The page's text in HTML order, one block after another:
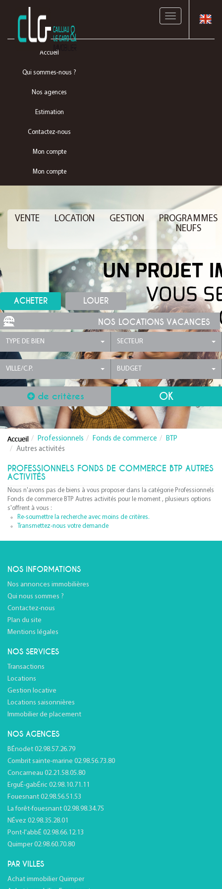
Toggle
Accueil
Qui sommes-nous ?
Nos agences
Estimation
Contactez-nous
Mon compte
Mon compte
VENTE LOCATION GESTION
PROGRAMMES
NEUFS
ACHETER LOUER
NOS LOCATIONS VACANCES
TYPE DE BIEN SECTEUR
VILLE/C.P. BUDGET
de critères
Professionnels Fonds de commerce
BTP
Autres activités
PROFESSIONNELS FONDS DE COMMERCE BTP AUTRES
ACTIVITÉS
Nous n'avons pas de biens à vous proposer dans la catégorie Professionnels
Fonds de commerce BTP Autres activités pour le moment , plusieurs options
s'offrent à vous :
Re-soumettre la recherche avec moins de critères.
Transmettez-nous votre demande
NOS INFORMATIONS
Nos annonces immobilières
Qui nous sommes ?
Contactez-nous
Plan du site
Mentions légales
NOS SERVICES
Transactions
Locations
Gestion locative
Locations saisonnières
Immobilier de placement
NOS AGENCES
BÉnodet 02.98.57.26.79
Combrit sainte-marine 02.98.56.73.80
Concarneau 02.21.58.05.80
ErguÉ-gabÉric 02.98.10.71.11
Fouesnant 02.98.56.51.53
La forêt-fouesnant 02.98.98.34.75
NÉvez 02.98.35.28.01
Pont-l'abbÉ 02.98.66.12.13
Quimper 02.98.60.70.80
PAR VILLES
Achat immobilier Quimper